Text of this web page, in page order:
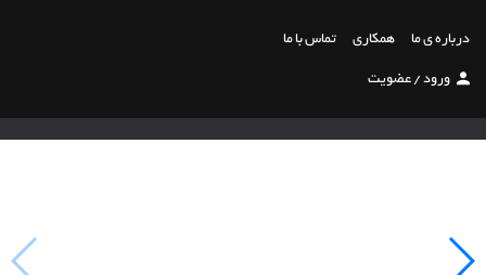
درباره ی ما همکاری تماس با ما
ورود /عضویت